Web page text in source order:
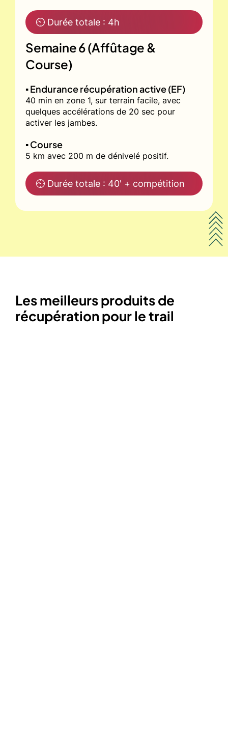
⏲ Durée totale : 4h
Semaine 6 (Affûtage &
Course)
▪️ Endurance récupération active (EF)
40 min en zone 1, sur terrain facile, avec
quelques accélérations de 20 sec pour
activer les jambes.
▪️ Course
5 km avec 200 m de dénivelé positif.
⏲ Durée totale : 40' + compétition
Les meilleurs produits de
récupération pour le trail